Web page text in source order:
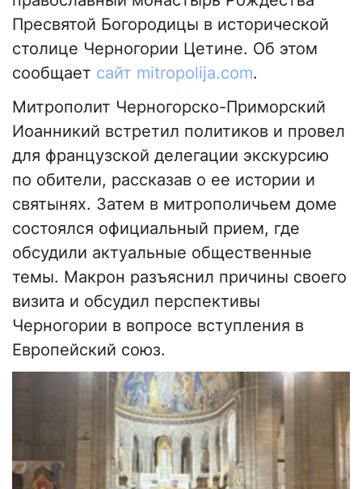
Пресвятой Богородицы в исторической
столице Черногории Цетине. Об этом
сообщает сайт mitropolija.com.
Митрополит Черногорско-Приморский
Иоанникий встретил политиков и провел
для французской делегации экскурсию
по обители, рассказав о ее истории и
святынях. Затем в митрополичьем доме
состоялся официальный прием, где
обсудили актуальные общественные
темы. Макрон разъяснил причины своего
визита и обсудил перспективы
Черногории в вопросе вступления в
Европейский союз.